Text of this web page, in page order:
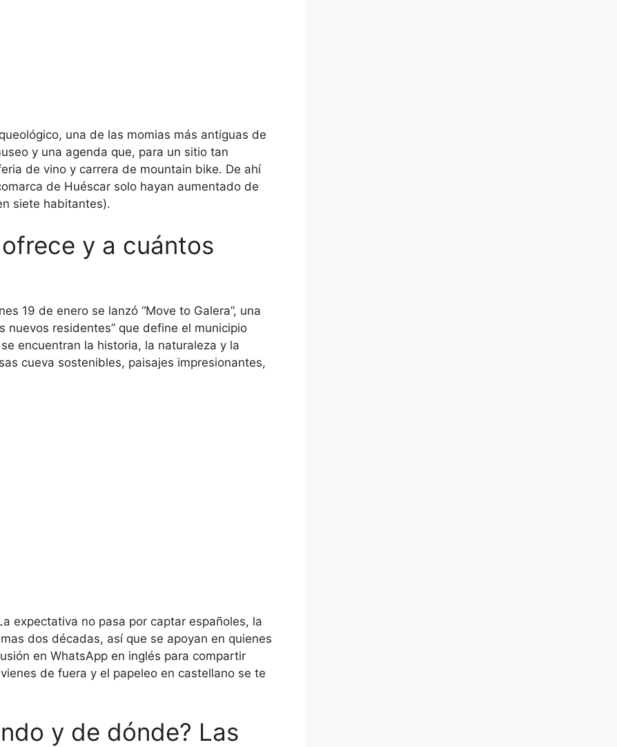
una de las momias más antiguas de
y una agenda que, para un sitio tan
de vino y carrera de mountain bike. De ahí
de Huéscar solo hayan aumentado de
siete habitantes).
y a cuántos
19 de enero se lanzó “Move to Galera”, una
nuevos residentes” que define el municipio
encuentran la historia, la naturaleza y la
cueva sostenibles, paisajes impresionantes,
expectativa no pasa por captar españoles, la
dos décadas, así que se apoyan en quienes
en WhatsApp en inglés para compartir
de fuera y el papeleo en castellano se te
y de dónde? Las